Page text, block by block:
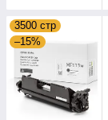
3500 стр
–15%